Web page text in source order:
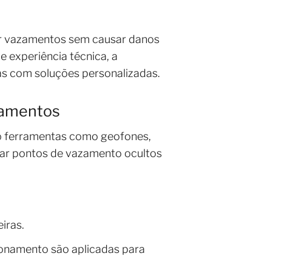
sem causar danos
experiência técnica, a
com soluções personalizadas.
ferramentas como geofones,
pontos de vazamento ocultos
são aplicadas para